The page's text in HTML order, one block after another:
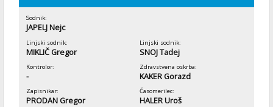
Sodnik:
JAPELJ Nejc
Linjski sodnik:
MIKLIČ Gregor
Linjski sodnik:
SNOJ Tadej
Kontrolor:
-
Zdravstvena oskrba:
KAKER Gorazd
Zapisnikar:
PRODAN Gregor
Časomerilec:
HALER Uroš